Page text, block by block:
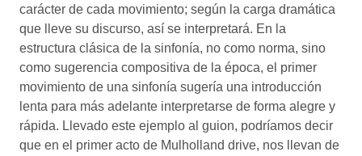
carácter de cada movimiento; según la carga dramática
que lleve su discurso, así se interpretará. En la
estructura clásica de la sinfonía, no como norma, sino
como sugerencia compositiva de la época, el primer
movimiento de una sinfonía sugería una introducción
lenta para más adelante interpretarse de forma alegre y
rápida. Llevado este ejemplo al guion, podríamos decir
que en el primer acto de Mulholland drive, nos llevan de